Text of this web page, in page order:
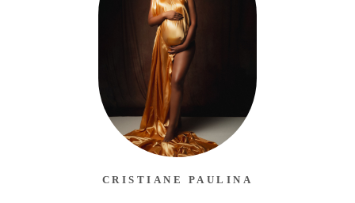
CRISTIANE PAULINA